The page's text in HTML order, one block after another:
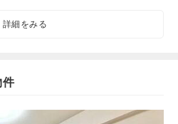
詳細をみる
件